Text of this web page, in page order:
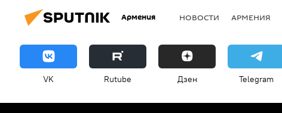
Армения НОВОСТИ АРМЕНИЯ
VK Rutube Дзен Telegram